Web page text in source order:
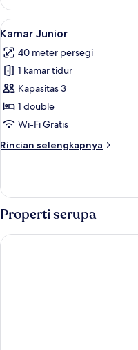
Kamar
Double
atau
Deluks
Lihat
semua
foto
untuk
Kamar
Junior
8
Kamar Junior
40 meter persegi
1 kamar tidur
Kapasitas 3
1 double
Wi-Fi Gratis
Rincian selengkapnya
Rincian
Kamar
Junior
Properti serupa
Sativa Sanur Cottages